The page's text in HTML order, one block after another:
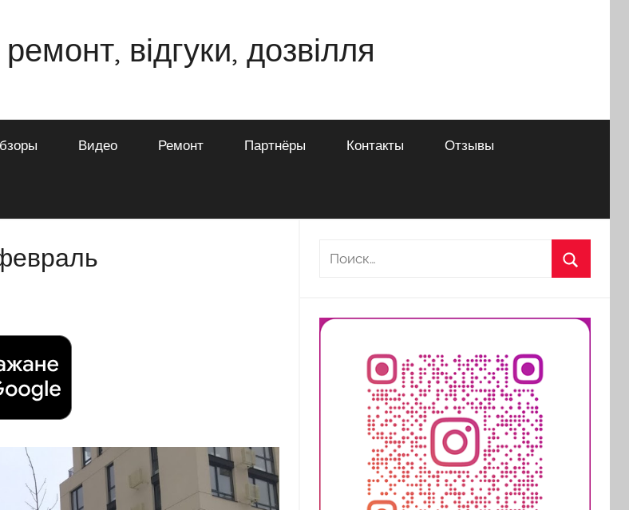
відгуки, дозвілля
Видео Ремонт Партнёры Контакты Отзывы
Найти: